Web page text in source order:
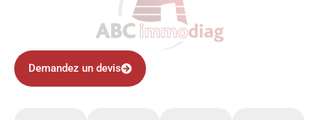
Demandez un devis